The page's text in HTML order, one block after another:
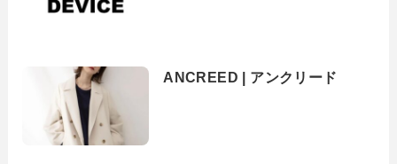
ANCREED | アンクリード